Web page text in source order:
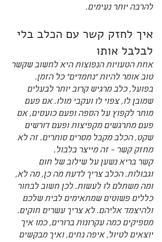
להרבה יותר נעימים.
איך לחזק קשר עם הכלב בלי
לבלבל אותו
אחת הטעויות הנפוצות היא לחשוב שקשר
טוב אומר להיות "נחמדים" כל הזמן.
בפועל, כלב מרגיש קרוב יותר לבעלים
שמובן לו, צפוי לו ועקבי מולו. אם פעם
מותר לקפוץ על הספה ופעם כועסים, אם
פעם מתרגשים מקפיצות ופעם דורשים
שקט, הכלב מקבל מסרים סותרים. זה לא
מחזק קשר - זה מייצר בלבול.
קשר בריא נשען על שילוב של חום
וגבולות. הכלב צריך לדעת מה כן, מה לא,
ומה משתלם לו לעשות. לכן חשוב לבחור
כללים פשוטים שמתאימים לבית שלכם
ולהיצמד אליהם. לא צריך עשרים חוקים.
מספיקים כמה עקרונות ברורים, כמו איך
יוצאים לטיול, איפה נחים, ואיך מבקשים